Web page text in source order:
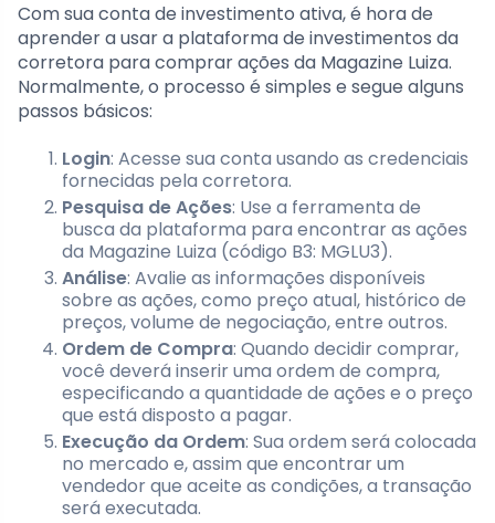
Com sua conta de investimento ativa, é hora de
aprender a usar a plataforma de investimentos da
corretora para comprar ações da Magazine Luiza.
Normalmente, o processo é simples e segue alguns
passos básicos:
Login: Acesse sua conta usando as credenciais
fornecidas pela corretora.
Pesquisa de Ações: Use a ferramenta de
busca da plataforma para encontrar as ações
da Magazine Luiza (código B3: MGLU3).
Análise: Avalie as informações disponíveis
sobre as ações, como preço atual, histórico de
preços, volume de negociação, entre outros.
Ordem de Compra: Quando decidir comprar,
você deverá inserir uma ordem de compra,
especificando a quantidade de ações e o preço
que está disposto a pagar.
Execução da Ordem: Sua ordem será colocada
no mercado e, assim que encontrar um
vendedor que aceite as condições, a transação
será executada.